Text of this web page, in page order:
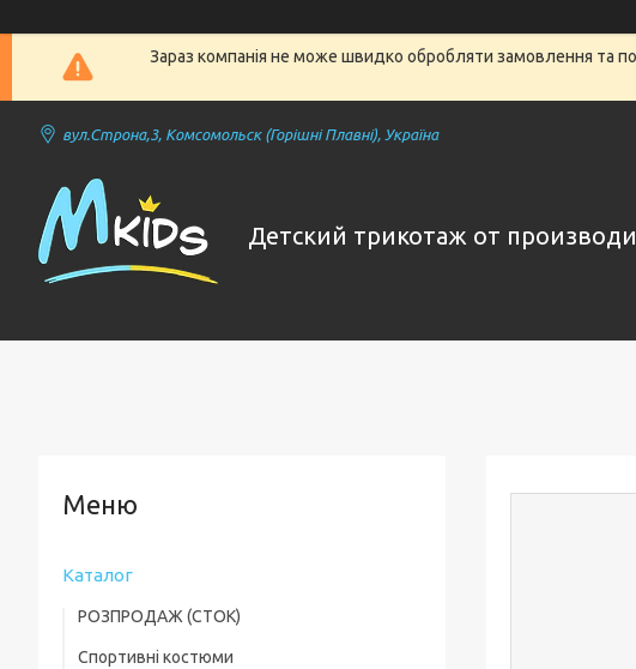
Зараз компанія не може швидко обробляти замовлення та
вул.Строна,3, Комсомольск (Горішні Плавні), Україна
Детский трикотаж от
Каталог
РОЗПРОДАЖ (СТОК)
Футболки
Спортивні костюми